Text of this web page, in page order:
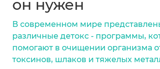
он нужен
В современном мире
различные детокс - программы,
помогают в очищении организма
токсинов, шлаков и тяжелых